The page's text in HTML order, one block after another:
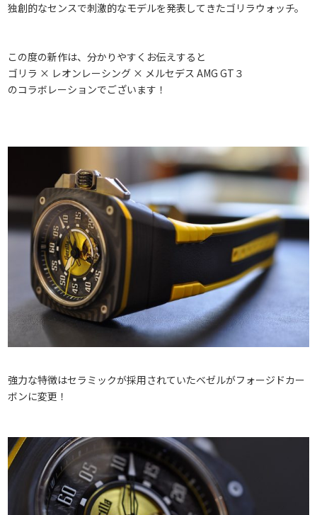
独創的なセンスで刺激的なモデルを発表してきたゴリラウォッチ。
この度の新作は、分かりやすくお伝えすると
ゴリラ × レオンレーシング × メルセデス AMG GT３
のコラボレーションでございます！
強力な特徴はセラミックが採用されていたベゼルがフォージドカー
ボンに変更！